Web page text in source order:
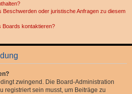
Beschwerden oder juristische Anfragen zu diesem
Boards kontaktieren?
zwingend. Die Board-Administration
registriert sein musst, um Beiträge zu